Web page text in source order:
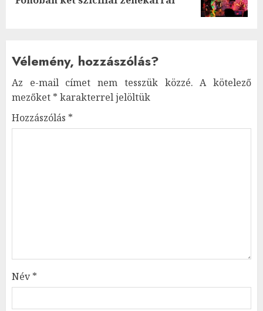
post:
Vélemény, hozzászólás?
Az e-mail címet nem tesszük közzé. A kötelező
mezőket * karakterrel jelöltük
Hozzászólás *
Név*